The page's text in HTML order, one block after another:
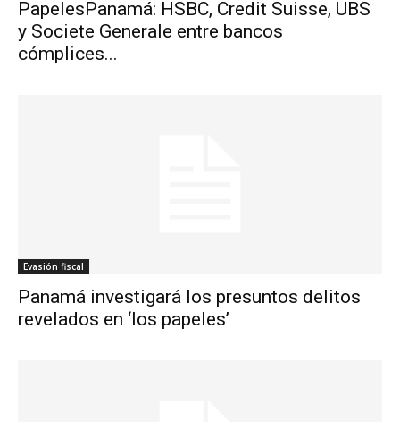
PapelesPanamá: HSBC, Credit Suisse, UBS
y Societe Generale entre bancos
cómplices...
Evasión fiscal
Panamá investigará los presuntos delitos
revelados en ‘los papeles’